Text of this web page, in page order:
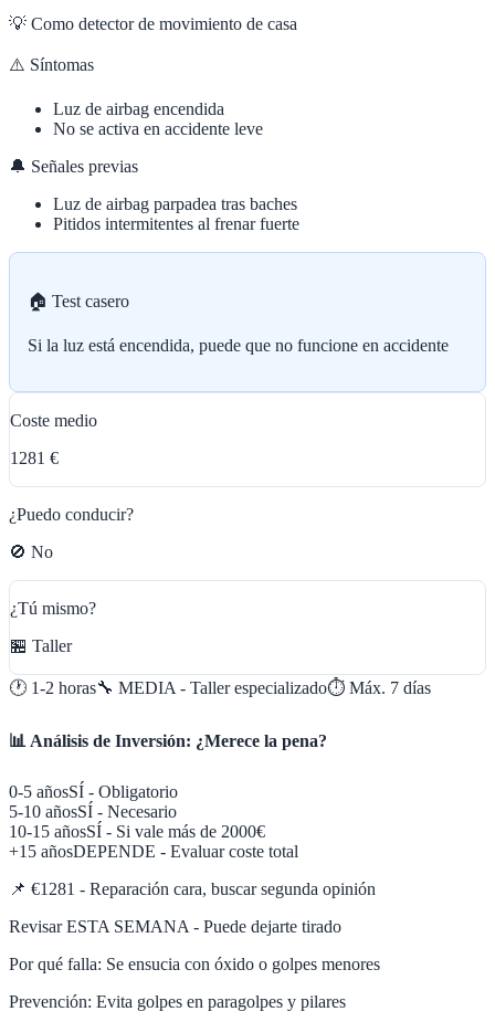
💡 Como detector de movimiento de casa
⚠️ Síntomas
Luz de airbag encendida
No se activa en accidente leve
🔔 Señales previas
Luz de airbag parpadea tras baches
Pitidos intermitentes al frenar fuerte
🏠 Test casero
Si la luz está encendida, puede que no funcione en accidente
Coste medio
1281 €
¿Puedo conducir?
🚫 No
¿Tú mismo?
🏪 Taller
🕐 1-2 horas🔧 MEDIA - Taller especializado⏱️ Máx. 7 días
📊 Análisis de Inversión: ¿Merece la pena?
0-5 añosSÍ - Obligatorio
5-10 añosSÍ - Necesario
10-15 añosSÍ - Si vale más de 2000€
+15 añosDEPENDE - Evaluar coste total
📌 €1281 - Reparación cara, buscar segunda opinión
Revisar ESTA SEMANA - Puede dejarte tirado
Por qué falla: Se ensucia con óxido o golpes menores
Prevención: Evita golpes en paragolpes y pilares